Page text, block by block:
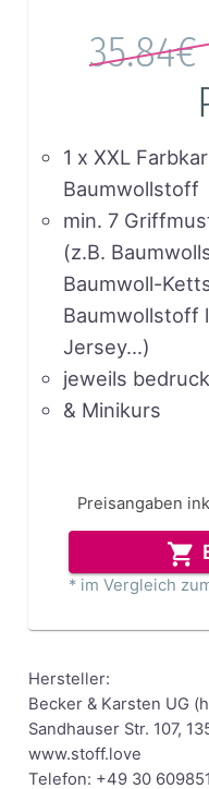
1 x XXL
Baumwollstoff
min. 7
(z.B.
Baumwoll-
Baumwollstoff
Jersey…)
jeweils
& Minikurs
Preisangaben
* im Vergleich
Hersteller:
Becker & Karsten UG
Sandhauser Str. 107,
www.stoff.love
Telefon: +49 30